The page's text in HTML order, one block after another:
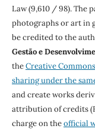
Law (9,610 / 98). The
photographs or art in
be credited to the
Gestão e
theCreative
sharing under the
and create works
attribution of credits
charge on theofficial